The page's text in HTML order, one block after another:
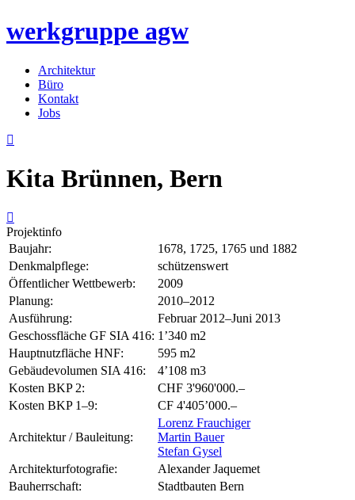
werkgruppe agw
Architektur
Büro
Kontakt
Jobs
Kita Brünnen, Bern
Projektinfo
Baujahr:
1678, 1725, 1765 und 1882
Denkmalpflege:
schützenswert
Öffentlicher Wettbewerb:
2009
Planung:
2010–2012
Ausführung:
Februar 2012–Juni 2013
Geschossfläche GF SIA 416: 1’340 m2
Hauptnutzfläche HNF:
595 m2
Gebäudevolumen SIA 416:
4’108 m3
Kosten BKP 2:
CHF 3'960'000.–
Kosten BKP 1–9:
CF 4'405’000.–
Architektur / Bauleitung:
Lorenz Frauchiger
Martin Bauer
Stefan Gysel
Architekturfotografie:
Alexander Jaquemet
Bauherrschaft:
Stadtbauten Bern